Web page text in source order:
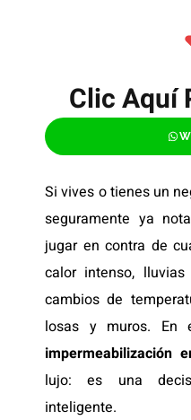
Clic Aquí
Si vives o tienes un
seguramente ya
jugar en contra de
calor intenso,
cambios de
losas y muros. En
impermeabilización
lujo: es una
inteligente.